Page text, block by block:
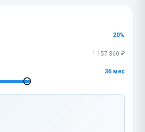
20%
1 157 860 ₽
36мес